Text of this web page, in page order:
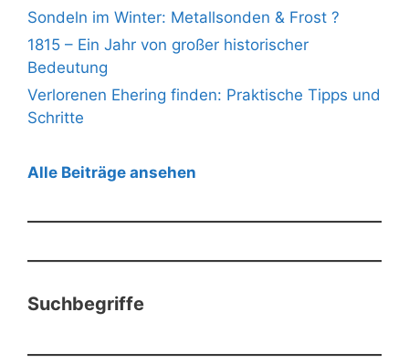
Sondeln im Winter: Metallsonden & Frost ?
1815 – Ein Jahr von großer historischer
Bedeutung
Verlorenen Ehering finden: Praktische Tipps und
Schritte
Alle Beiträge ansehen
Suchbegriffe